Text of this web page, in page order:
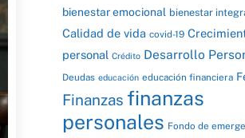
bienestar emocional bienestar
Calidad de vida covid-19
personal Crédito Desarrollo
Deudas educación educación financiera
Finanzas finanzas
personales Fondo de